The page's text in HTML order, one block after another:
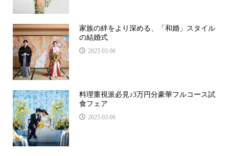
家族の絆をより深める、「和婚」スタイル
の結婚式
2025.03.06
料理重視派必見♪3万円分豪華フルコース試
食フェア
2025.03.06